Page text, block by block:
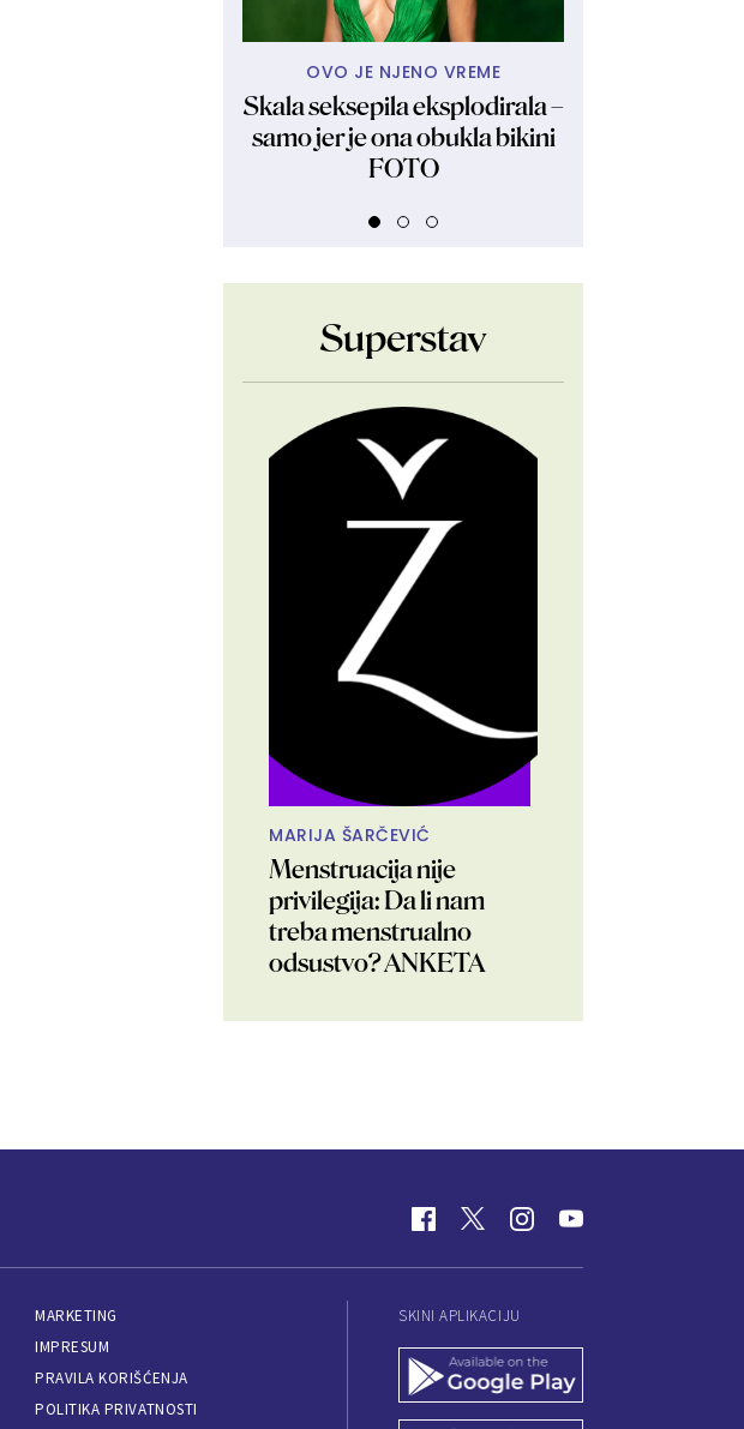
OVO JE NJENO VREME
Skala seksepila eksplodirala –
samo jer je ona obukla bikini
FOTO
Superstav
MARIJA ŠARČEVIĆ
Menstruacija nije
privilegija: Da li nam
treba menstrualno
odsustvo? ANKETA
MARKETING
IMPRESUM
PRAVILA KORIŠĆENJA
POLITIKA PRIVATNOSTI
SKINI APLIKACIJU